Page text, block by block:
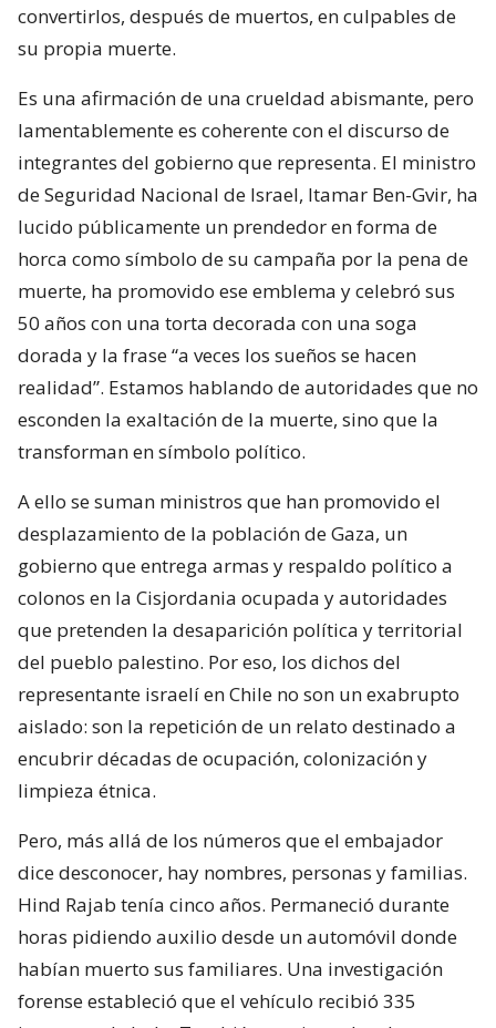
convertirlos, después de muertos, en culpables de
su propia muerte.
Es una afirmación de una crueldad abismante, pero
lamentablemente es coherente con el discurso de
integrantes del gobierno que representa. El ministro
de Seguridad Nacional de Israel, Itamar Ben-Gvir, ha
lucido públicamente un prendedor en forma de
horca como símbolo de su campaña por la pena de
muerte, ha promovido ese emblema y celebró sus
50 años con una torta decorada con una soga
dorada y la frase “a veces los sueños se hacen
realidad”. Estamos hablando de autoridades que no
esconden la exaltación de la muerte, sino que la
transforman en símbolo político.
A ello se suman ministros que han promovido el
desplazamiento de la población de Gaza, un
gobierno que entrega armas y respaldo político a
colonos en la Cisjordania ocupada y autoridades
que pretenden la desaparición política y territorial
del pueblo palestino. Por eso, los dichos del
representante israelí en Chile no son un exabrupto
aislado: son la repetición de un relato destinado a
encubrir décadas de ocupación, colonización y
limpieza étnica.
Pero, más allá de los números que el embajador
dice desconocer, hay nombres, personas y familias.
Hind Rajab tenía cinco años. Permaneció durante
horas pidiendo auxilio desde un automóvil donde
habían muerto sus familiares. Una investigación
forense estableció que el vehículo recibió 335